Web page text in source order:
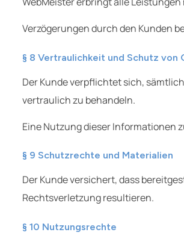
Verzögerungen durch den Kunden
§ 8 Vertraulichkeit und Schutz von
Der Kunde verpflichtet sich,
vertraulich zu behandeln.
Eine Nutzung dieser Informationen
§ 9 Schutzrechte und Materialien
Der Kunde versichert, dass
Rechtsverletzung resultieren.
§ 10 Nutzungsrechte